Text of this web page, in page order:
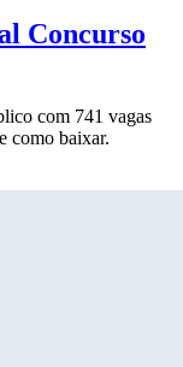
Concurso
com 741 vagas
como baixar.